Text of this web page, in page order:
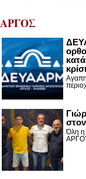
ΑΡΓΟΣ
Όλη η